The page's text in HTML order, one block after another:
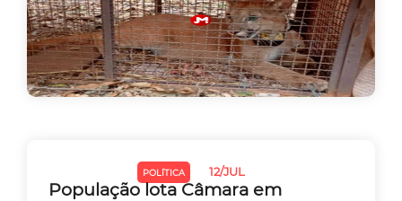
POLÍTICA 12/JUL
População lota Câmara em